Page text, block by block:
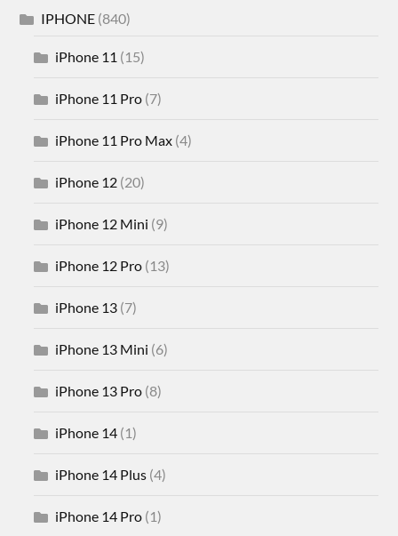
IPHONE (840)
iPhone 11 (15)
iPhone 11 Pro (7)
iPhone 11 Pro Max (4)
iPhone 12 (20)
iPhone 12 Mini (9)
iPhone 12 Pro (13)
iPhone 13 (7)
iPhone 13 Mini (6)
iPhone 13 Pro (8)
iPhone 14 (1)
iPhone 14 Plus (4)
iPhone 14 Pro (1)